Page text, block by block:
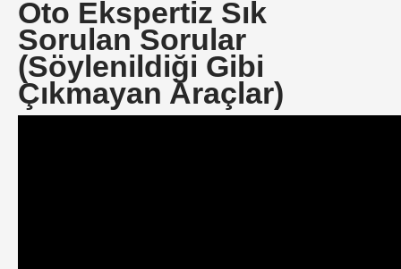
Oto Ekspertiz Sık
Sorulan Sorular
(Söylenildiği Gibi
Çıkmayan Araçlar)